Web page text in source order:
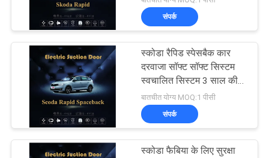
गुणवत्ता
नियंत्रण
समाचार
पावर टेलगेट लिफ्ट
55
संपर्क
स्कोडा रैपिड स्पेसबैक कार
दरवाजा सॉफ्ट सॉफ्ट सिस्टम
स्वचालित सिस्टम 3 साल की
वारंटी
बातचीत योग्य MOQ:1 पीसी
संपर्क
स्कोडा फैबिया के लिए सुरक्षा